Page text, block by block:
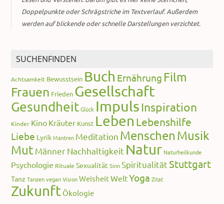
Doppelpunkte oder Schrägstriche im Textverlauf. Außerdem
werden auf blickende oder schnelle Darstellungen verzichtet.
SUCHENFINDEN
Achtsamkeit Bewusstsein Buch Ernährung Film
Frauen Frieden Gesellschaft
Gesundheit Glück Impuls Inspiration
Kinder Kino Kräuter Kunst Leben Lebenshilfe
Liebe Lyrik Mantren Meditation Menschen Musik
Mut MännerNachhaltigkeit Natur Naturheilkunde
Psychologie Rituale Sexualität Sinn SpiritualitätStuttgart
Tanz Tanzen vegan Vision WeisheitWeltYoga Zitat
Zukunft Ökologie